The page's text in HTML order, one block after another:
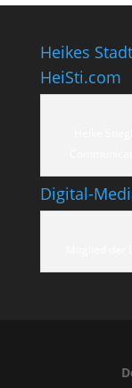
Heikes
HeiSti.com
Digital-